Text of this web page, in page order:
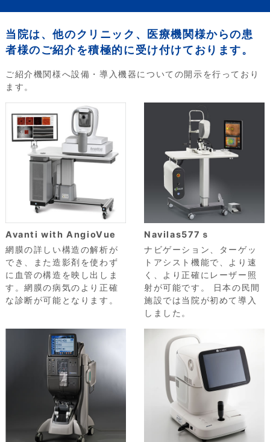
当院は、他のクリニック、医療機関様からの患
者様のご紹介を積極的に受け付けております。
ご紹介機関様へ設備・導入機器についての開示を行っており
ます。
Avanti with AngioVue
網膜の詳しい構造の解析が
でき、また造影剤を使わず
に血管の構造を映し出しま
す。網膜の病気のより正確
な診断が可能となります。
Navilas577ｓ
ナビゲーション、ターゲッ
トアシスト機能で、より速
く、より正確にレーザー照
射が可能です。 日本の民間
施設では当院が初めて導入
しました。